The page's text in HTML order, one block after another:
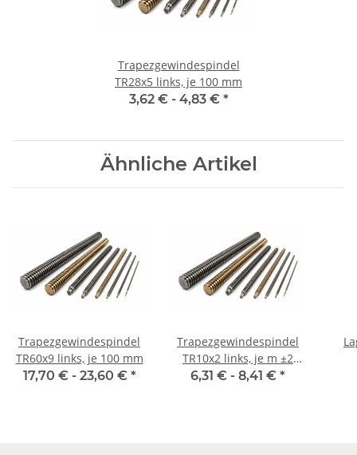
Trapezgewindespindel
TR28x5 links, je 100 mm
3,62 € - 4,83 € *
Ähnliche Artikel
Trapezgewindespindel
TR60x9 links, je 100 mm
17,70 € - 23,60 € *
Trapezgewindespindel
TR10x2 links, je m ±2
mm
6,31 € - 8,41 € *